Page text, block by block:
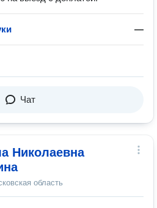
—
Чат
Николаевна
область